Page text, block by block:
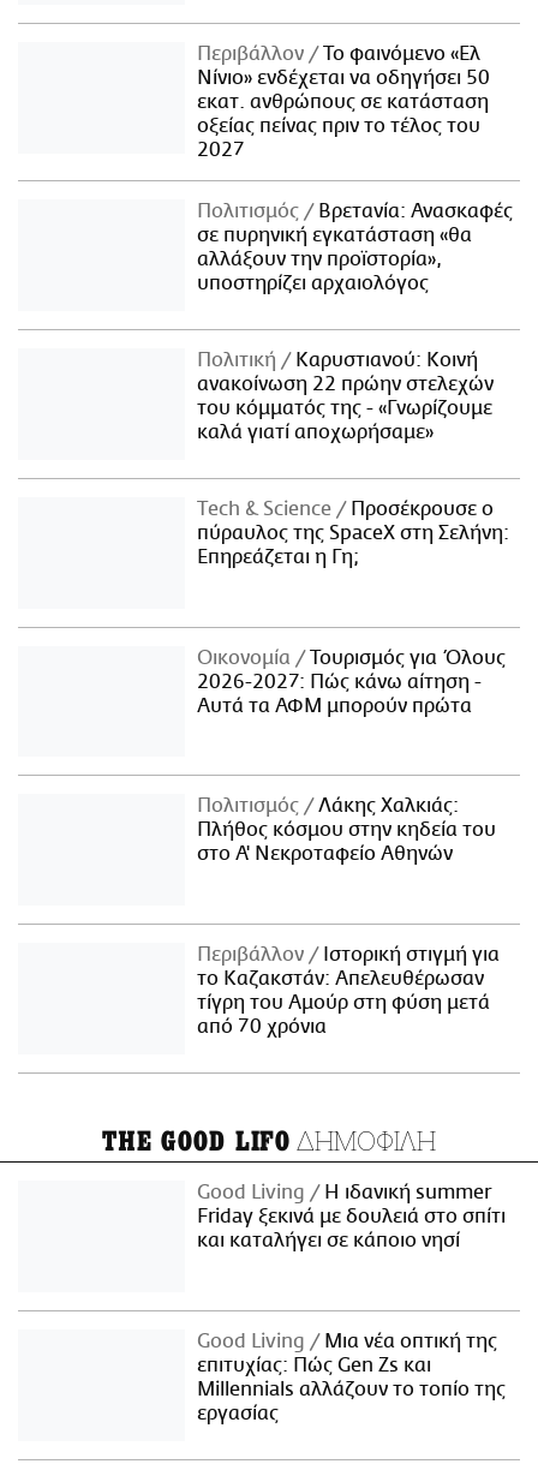
Περιβάλλον
Το φαινόμενο «Ελ
Νίνιο» ενδέχεται να οδηγήσει 50
εκατ. ανθρώπους σε κατάσταση
οξείας πείνας πριν το τέλος του
2027
Πολιτισμός
Βρετανία: Ανασκαφές
σε πυρηνική εγκατάσταση «θα
αλλάξουν την προϊστορία»,
υποστηρίζει αρχαιολόγος
Πολιτική
Καρυστιανού: Κοινή
ανακοίνωση 22 πρώην στελεχών
του κόμματός της - «Γνωρίζουμε
καλά γιατί αποχωρήσαμε»
Τech & Science
Προσέκρουσε ο
πύραυλος της SpaceX στη Σελήνη:
Επηρεάζεται η Γη;
Οικονομία
Τουρισμός για Όλους
2026-2027: Πώς κάνω αίτηση -
Αυτά τα ΑΦΜ μπορούν πρώτα
Πολιτισμός
Λάκης Χαλκιάς:
Πλήθος κόσμου στην κηδεία του
στο Α' Νεκροταφείο Αθηνών
Περιβάλλον
Ιστορική στιγμή για
το Καζακστάν: Απελευθέρωσαν
τίγρη του Αμούρ στη φύση μετά
από 70 χρόνια
THE GOOD LIFO ΔΗΜΟΦΙΛΗ
Good Living
Η ιδανική summer
Friday ξεκινά με δουλειά στο σπίτι
και καταλήγει σε κάποιο νησί
Good Living
Μια νέα οπτική της
επιτυχίας: Πώς Gen Zs και
Millennials αλλάζουν το τοπίο της
εργασίας